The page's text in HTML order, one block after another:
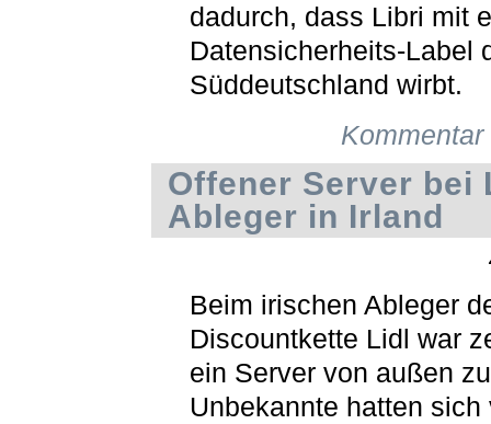
dadurch, dass Libri mit
Datensicherheits-Label
Süddeutschland wirbt.
Offener Server bei
Ableger in Irland
Beim irischen Ableger
Discountkette Lidl war
ein Server von außen
Unbekannte hatten sich